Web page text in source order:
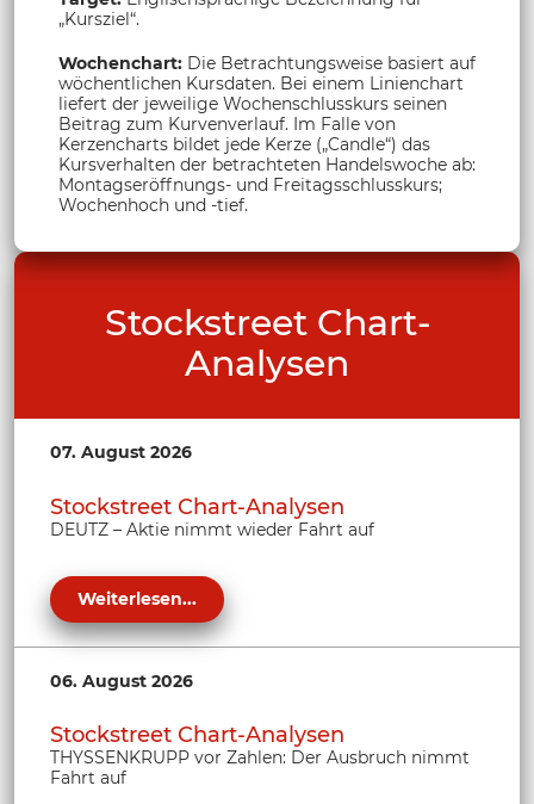
„Kursziel“.
Wochenchart: Die Betrachtungsweise basiert auf
wöchentlichen Kursdaten. Bei einem Linienchart
liefert der jeweilige Wochenschlusskurs seinen
Beitrag zum Kurvenverlauf. Im Falle von
Kerzencharts bildet jede Kerze („Candle“) das
Kursverhalten der betrachteten Handelswoche ab:
Montagseröffnungs- und Freitagsschlusskurs;
Wochenhoch und -tief.
Stockstreet Chart-
Analysen
07. August 2026
Stockstreet Chart-Analysen
DEUTZ – Aktie nimmt wieder Fahrt auf
Weiterlesen...
06. August 2026
Stockstreet Chart-Analysen
THYSSENKRUPP vor Zahlen: Der Ausbruch nimmt
Fahrt auf